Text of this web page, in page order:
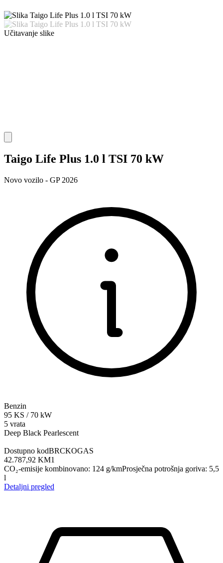
Učitavanje slike
Taigo Life Plus 1.0 l TSI 70 kW
Novo vozilo - GP 2026
Benzin
95 KS / 70 kW
5 vrata
Deep Black Pearlescent
Dostupno kodBRCKOGAS
42.787,92 KM1
CO₂-emisije kombinovano: 124 g/kmProsječna potrošnja goriva: 5,5
l
Detaljni pregled